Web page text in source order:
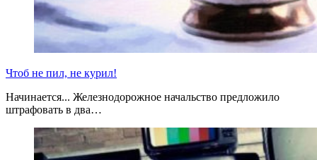
Чтоб не пил, не курил!
Начинается... Железнодорожное начальство предложило
штрафовать в два…